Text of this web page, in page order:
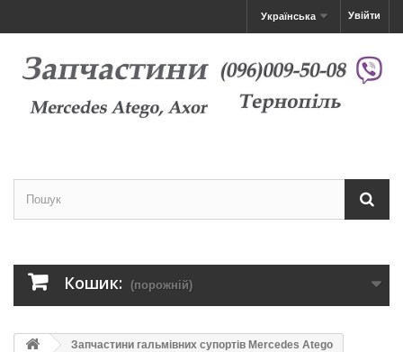
Увійти
Українська
Кошик: (порожній)
Запчастини гальмівних супортів Mercedes Atego